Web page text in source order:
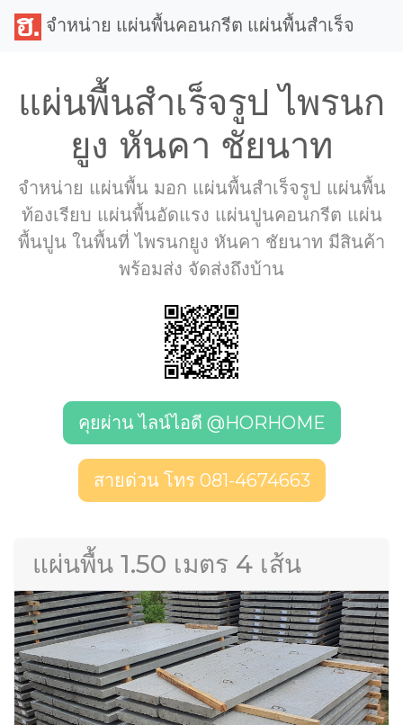
จำหน่าย แผ่นพื้นคอนกรีต แผ่นพื้นสำเร็จ
แผ่นพื้นสำเร็จรูป ไพรนก
ยูง หันคา ชัยนาท
จำหน่าย แผ่นพื้น มอก แผ่นพื้นสำเร็จรูป แผ่นพื้น
ท้องเรียบ แผ่นพื้นอัดแรง แผ่นปูนคอนกรีต แผ่น
พื้นปูน ในพื้นที่ ไพรนกยูง หันคา ชัยนาท มีสินค้า
พร้อมส่ง จัดส่งถึงบ้าน
คุยผ่าน ไลน์ไอดี @HORHOME
สายด่วน โทร 081-4674663
แผ่นพื้น 1.50 เมตร 4 เส้น